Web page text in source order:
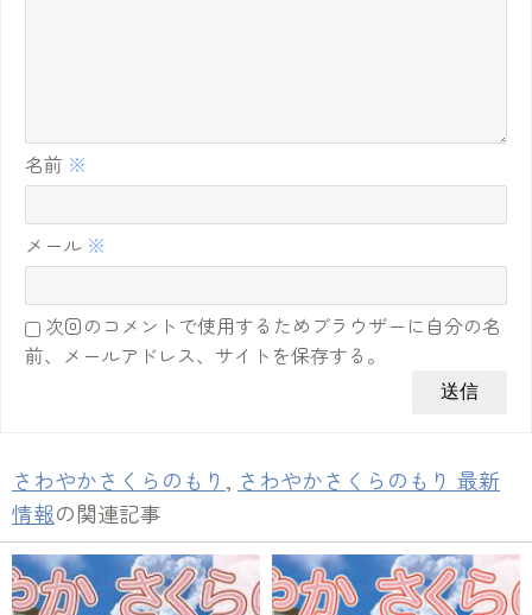
名前 ※
メール ※
次回のコメントで使用するためブラウザーに自分の名
前、メールアドレス、サイトを保存する。
さわやかさくらのもり , さわやかさくらのもり 最新
情報の関連記事